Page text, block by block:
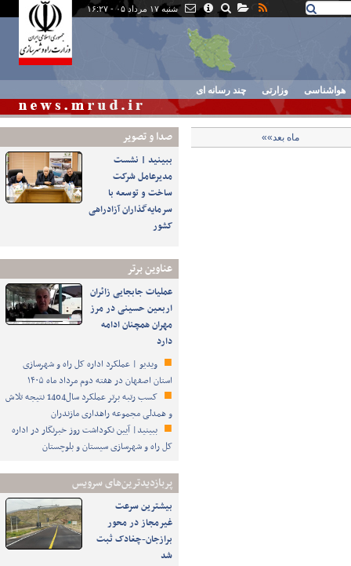
شنبه ۱۷ مرداد ۰۵ - ۱۶:۲۷
هواشناسی وزارتی چند رسانه ای
صدا و تصوير
ببینید | نشست
مدیرعامل شرکت
ساخت و توسعه با
سرمایه‌گذاران آزادراهی
کشور
عناوین برتر
عملیات جابجایی زائران
اربعین حسینی در مرز
مهران همچنان ادامه
دارد
ویدیو | عملکرد اداره کل راه و شهرسازی
استان اصفهان در هفته دوم مرداد ماه ۱۴۰۵
کسب رتبه برتر عملکرد سال1404 نتیجه تلاش
و همدلی مجموعه راهداری مازندران
ببینید| آیین نکوداشت روز خبرنگار در اداره
کل راه و شهرسازی سیستان و بلوچستان
پربازدیدترین‌های سرویس
بیشترین سرعت
غیرمجاز در محور
برازجان-چغادک ثبت
شد
ماه بعد»»